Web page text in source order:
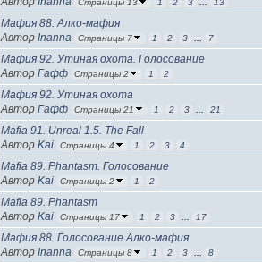
Мафия 88: Алко-мафия
Автор Inanna Страницы 7 1 2 3 7
Мафия 92. Утиная охота. Голосование
Автор Гафф Страницы 2 1 2
Мафия 92. Утиная охота
Автор Гафф Страницы 21 1 2 3 21
Mafia 91. Unreal 1.5. The Fall
Автор Kai Страницы 4 1 2 3 4
Mafia 89. Phantasm. Голосование
Автор Kai Страницы 2 1 2
Mafia 89. Phantasm
Автор Kai Страницы 17 1 2 3 17
Мафия 88. Голосование Алко-мафия
Автор Inanna Страницы 8 1 2 3 8